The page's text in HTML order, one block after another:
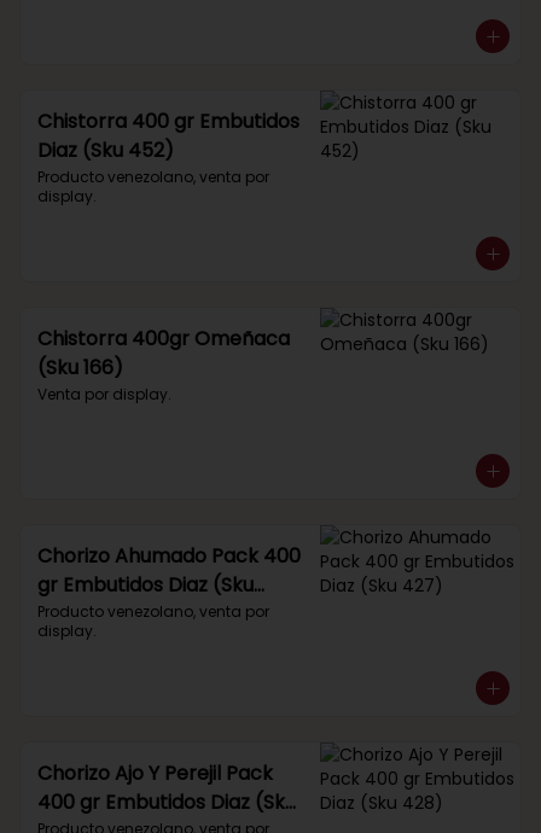
Chistorra 400 gr Embutidos
Diaz (Sku 452)
Producto venezolano, venta por
display.
Chistorra 400gr Omeñaca
(Sku 166)
Venta por display.
Chorizo Ahumado Pack 400
gr Embutidos Diaz (Sku
427)
Producto venezolano, venta por
display.
Chorizo Ajo Y Perejil Pack
400 gr Embutidos Diaz (Sku
Producto venezolano, venta por